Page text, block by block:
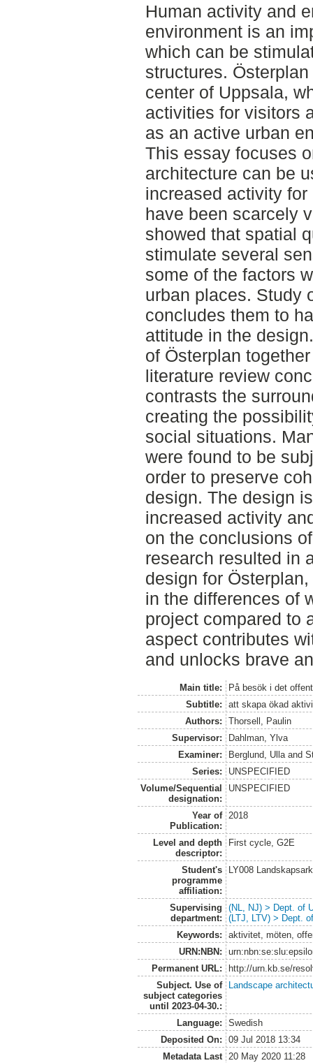
Human activity and
environment is an
which can be
structures.
center of Uppsala,
activities for visitors
as an active urban
This essay focuses
architecture can be
increased activity
have been scarcely
showed that spatial
stimulate several
some of the factors
urban places. Study
concludes them to
attitude in the
of Österplan
literature review
contrasts the
creating the
social situations.
were found to be
order to preserve
design. The design
increased activity
on the conclusions
research resulted in
design for
in the differences of
project compared to
aspect contributes
and unlocks brave
Main title:
På besök i det
Subtitle:
att skapa ökad
Authors:
Thorsell, Paulin
Supervisor:
Dahlman, Ylva
Examiner:
Berglund, Ulla and
Series:
UNSPECIFIED
Volume/Sequential
designation:
UNSPECIFIED
Year of
Publication:
2018
Level and depth
descriptor:
First cycle, G2E
Student's
programme
affiliation:
LY008
Supervising
department:
(NL, NJ) > Dept. of
(LTJ, LTV) > Dept.
Keywords:
aktivitet, möten,
URN:NBN:
Permanent URL:
http://urn.kb.se/
Subject. Use of
subject categories
until 2023-04-30.:
Landscape
Language:
Swedish
Deposited On:
09 Jul 2018 13:34
Metadata Last
20 May 2020 11:28